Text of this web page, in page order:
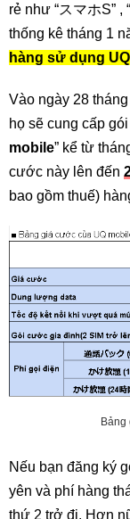
rẻ như “スマホS”
thống kê tháng 1
hàng sử dụng
Vào ngày 28
họ sẽ cung cấp
mobile” kể từ
cước này lên đến
bao gồm thuế)
Bảng
Nếu bạn đăng ký
yên và phí hàng
thứ 2 trở đi. Hơn